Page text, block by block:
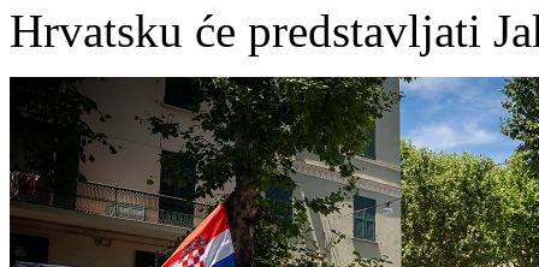
Hrvatsku će predstavljati